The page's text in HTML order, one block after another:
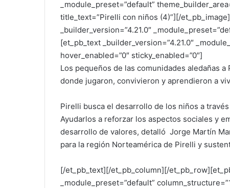
_module_preset=”default”
title_text=”Pirelli con niños (4)”][/
_builder_version=”4.21.0″
[et_pb_text _builder_version=”4.21.0″
hover_enabled=”0″ sticky_enabled=”0″]
Los pequeños de las comunidades aledañas
donde jugaron, convivieron y aprendieron a
Pirelli busca el desarrollo de los niños a
Ayudarlos a reforzar los aspectos sociales y
desarrollo de valores, detalló Jorge Martín
para la región Norteamérica de Pirelli y
[/et_pb_text][/et_pb_column][/
_module_preset=”default”